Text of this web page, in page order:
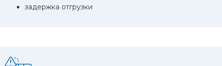
задержка отгрузки